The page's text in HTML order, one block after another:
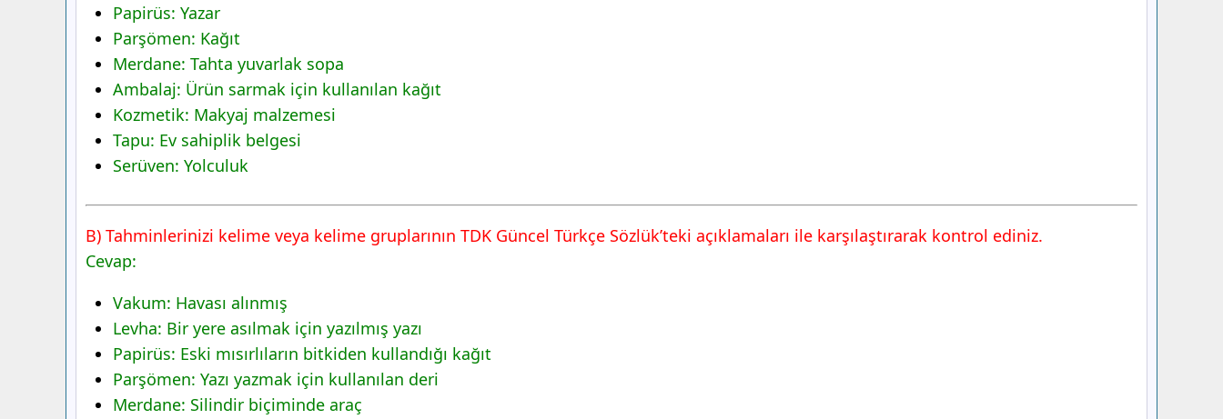
Papirüs: Yazar
Parşömen: Kağıt
Merdane: Tahta yuvarlak sopa
Ambalaj: Ürün sarmak için kullanılan kağıt
Kozmetik: Makyaj malzemesi
Tapu: Ev sahiplik belgesi
Serüven: Yolculuk
B) Tahminlerinizi kelime veya kelime gruplarının TDK Güncel Türkçe Sözlük’teki açıklamaları ile karşılaştırarak kontrol ediniz.
Cevap:
Vakum: Havası alınmış
Levha: Bir yere asılmak için yazılmış yazı
Papirüs: Eski mısırlıların bitkiden kullandığı kağıt
Parşömen: Yazı yazmak için kullanılan deri
Merdane: Silindir biçiminde araç